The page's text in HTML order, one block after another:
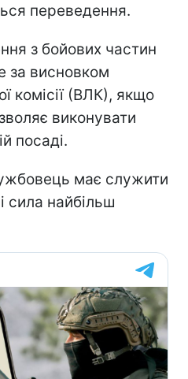
переведення.
з бойових частин
за висновком
комісії (ВЛК), якщо
виконувати
посаді.
має служити
сила найбільш